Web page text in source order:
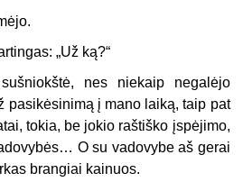
„Už ką?“
nes niekaip negalėjo
pasikėsinimą į mano laiką, taip pat
tokia, be jokio raštiško įspėjimo,
O su vadovybe aš gerai
brangiai kainuos.